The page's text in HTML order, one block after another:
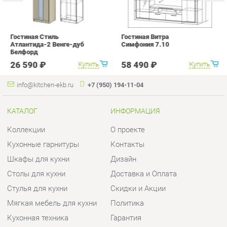
Коллекции
Кухонные гарнитуры
Шкафы для кухни
Стулья для кухни
Комплектующие для кухни
Кухонная сантехника
ИНФОРМАЦИЯ
О проекте
Контакты
Дизайн
Скидки и Акции
Помощь
ГОРОДА
Весь мир
Екатеринбург
КОНТАКТЫ
Шоурум и склад самовывоза
Адрес: г.Екатеринбург,
Уральских рабочих, 54